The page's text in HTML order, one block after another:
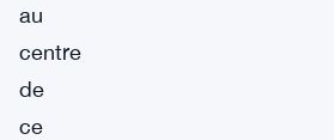
au
centre
de
ce